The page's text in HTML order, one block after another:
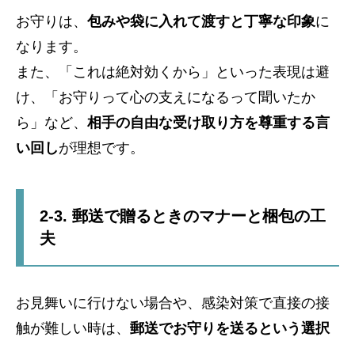
お守りは、 包みや袋に入れて渡すと丁寧な印象に
なります。
また、「これは絶対効くから」といった表現は避
け、「お守りって心の支えになるって聞いたか
ら」など、 相手の自由な受け取り方を尊重する言
い回しが理想です。
2-3. 郵送で贈るときのマナーと梱包の工
夫
お見舞いに行けない場合や、感染対策で直接の接
触が難しい時は、 郵送でお守りを送るという選択